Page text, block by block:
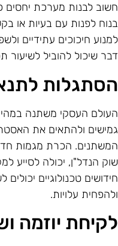
לבנות מערכת יחסים
לפנות עם בעיות או
חיכוכים עתידיים
שיכול להוביל לשיעור
העסקי משתנה
ולהתאים את
הכרת מגמות
הנדל"ן, יכולה לסייע
טכנולוגיים
עלויות.
יוזמה